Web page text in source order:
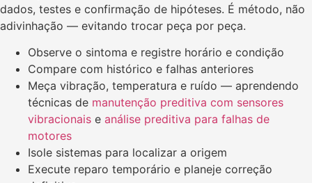
dados, testes e confirmação de hipóteses. É método, não
adivinhação — evitando trocar peça por peça.
Observe o sintoma e registre horário e condição
Compare com histórico e falhas anteriores
Meça vibração, temperatura e ruído — aprendendo
técnicas de manutenção preditiva com sensores
vibracionais e análise preditiva para falhas de
motores
Isole sistemas para localizar a origem
Execute reparo temporário e planeje correção